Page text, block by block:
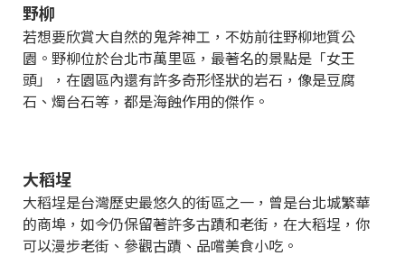
野柳
若想要欣賞大自然的鬼斧神工，不妨前往野柳地質公
園。野柳位於台北市萬里區，最著名的景點是「女王
頭」，在園區內還有許多奇形怪狀的岩石，像是豆腐
石、燭台石等，都是海蝕作用的傑作。
大稻埕
大稻埕是台灣歷史最悠久的街區之一，曾是台北城繁華
的商埠，如今仍保留著許多古蹟和老街，在大稻埕，你
可以漫步老街、參觀古蹟、品嚐美食小吃。